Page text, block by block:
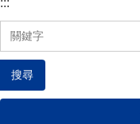
:::
搜尋